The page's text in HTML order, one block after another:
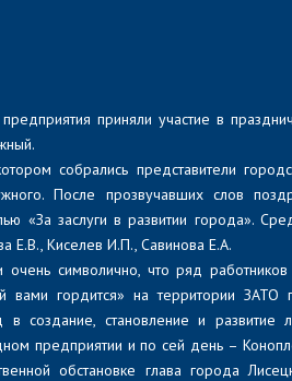
приняли участие в
собрались представители
После прозвучавших слов
«За заслуги в развитии города».
Е.В., Киселев И.П., Савинова Е.А.
символично, что ряд работников
вами гордится» на территории
создание, становление и развитие
предприятии и по сей день –
обстановке глава города